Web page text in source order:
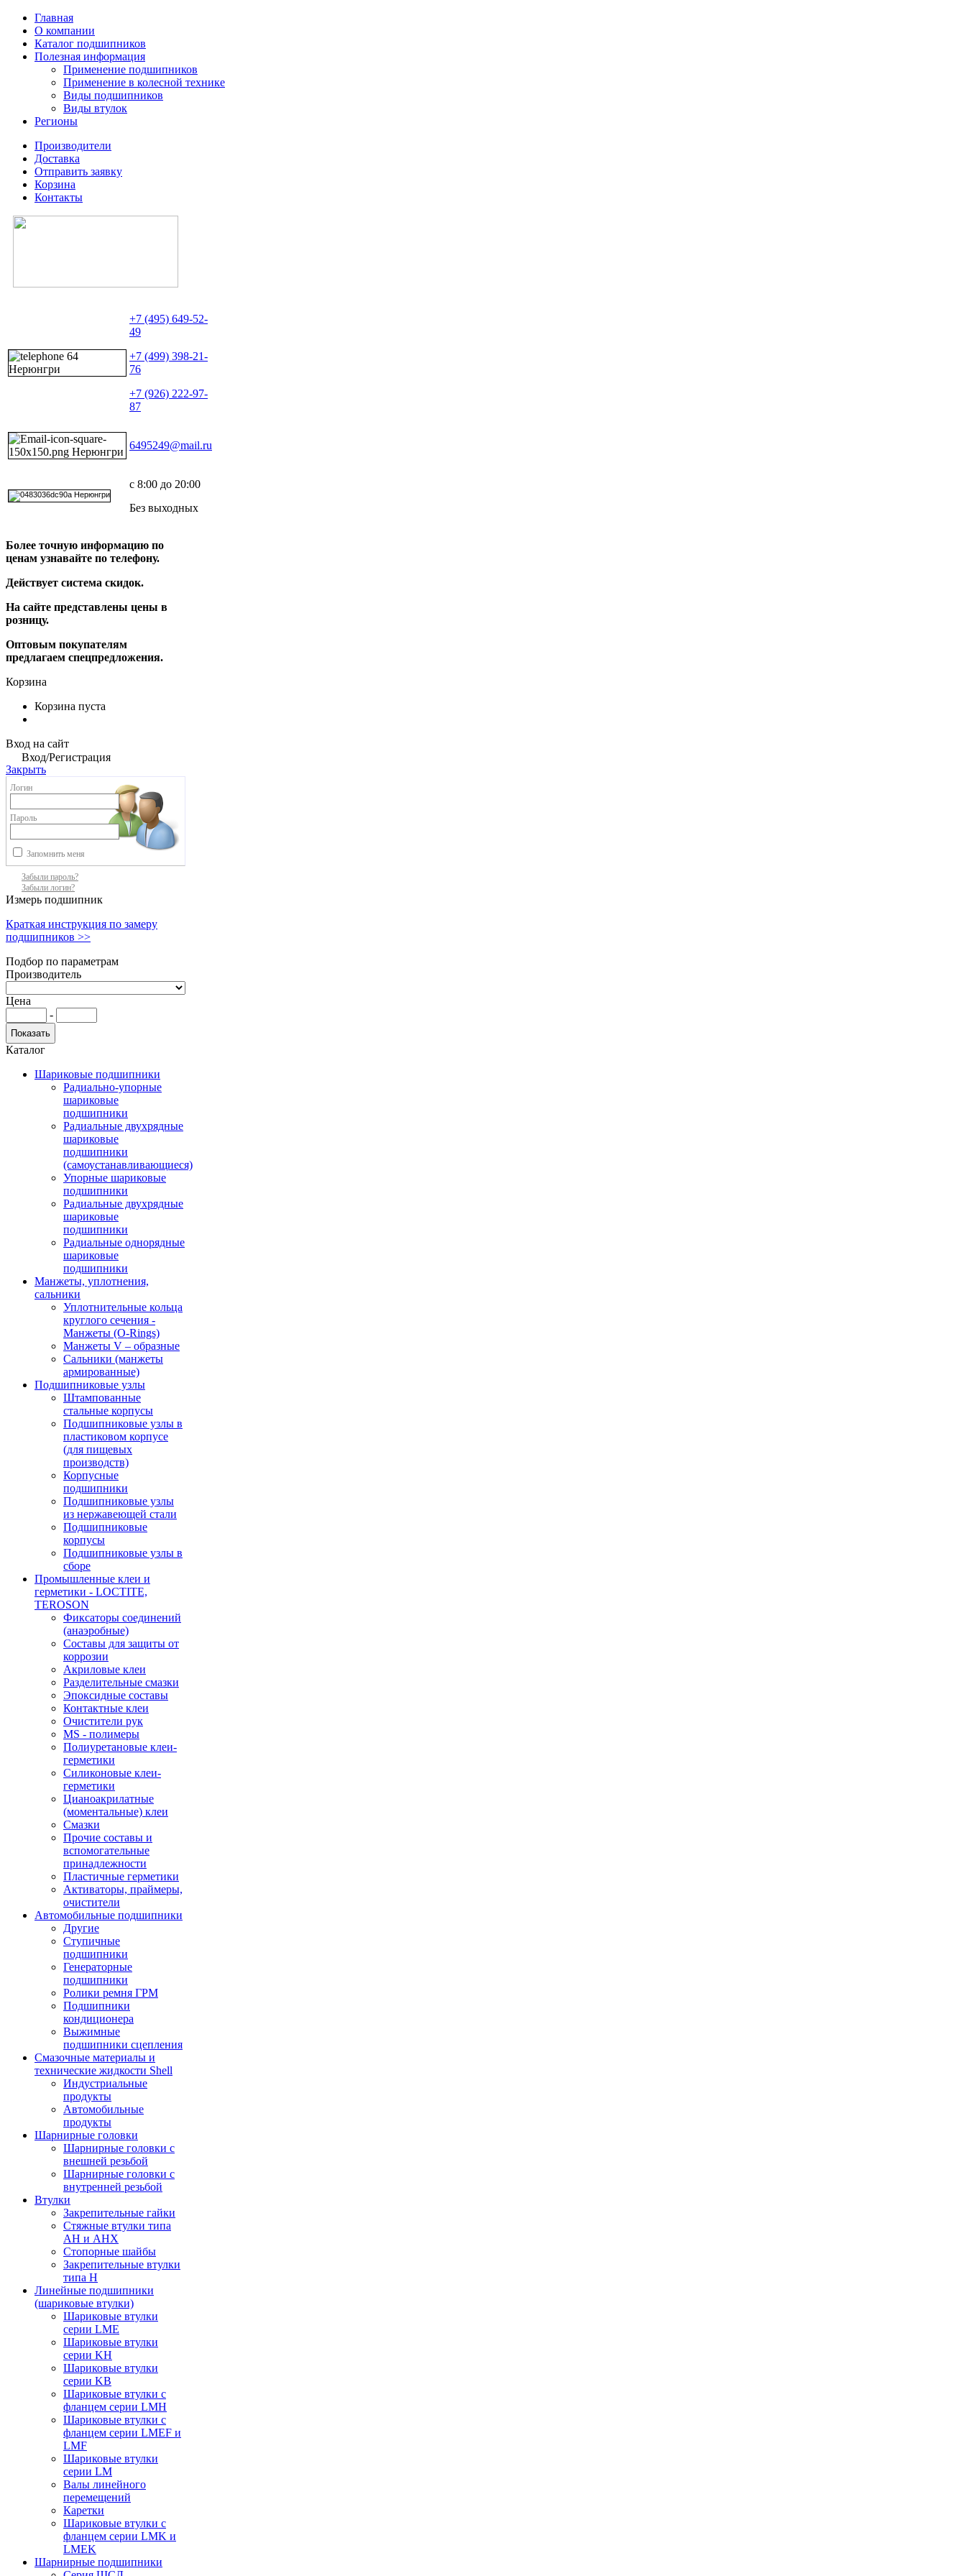
Главная
О компании
Каталог подшипников
Полезная информация
Применение подшипников
Применение в колесной технике
Виды подшипников
Виды втулок
Регионы
Производители
Доставка
Отправить заявку
Корзина
Контакты
+7 (495) 649-52-
49
+7 (499) 398-21-
76
+7 (926) 222-97-
87
6495249@mail.ru
с 8:00 до 20:00
Без выходных
Более точную информацию по
ценам узнавайте по телефону.
Действует система скидок.
На сайте представлены цены в
розницу.
Оптовым покупателям
предлагаем спецпредложения.
Корзина
Корзина пуста
Вход на сайт
Вход/Регистрация
Закрыть
Логин
Пароль
Запомнить меня
Забыли пароль?
Забыли логин?
Измерь подшипник
Краткая инструкция по замеру
подшипников >>
Подбор по параметрам
Производитель
Цена
-
Каталог
Шариковые подшипники
Радиально-упорные
шариковые
подшипники
Радиальные двухрядные
шариковые
подшипники
(самоустанавливающиеся)
Упорные шариковые
подшипники
Радиальные двухрядные
шариковые
подшипники
Радиальные однорядные
шариковые
подшипники
Манжеты, уплотнения,
сальники
Уплотнительные кольца
круглого сечения -
Манжеты (O-Rings)
Манжеты V – образные
Сальники (манжеты
армированные)
Подшипниковые узлы
Штампованные
стальные корпусы
Подшипниковые узлы в
пластиковом корпусе
(для пищевых
производств)
Корпусные
подшипники
Подшипниковые узлы
из нержавеющей стали
Подшипниковые
корпусы
Подшипниковые узлы в
сборе
Промышленные клеи и
герметики - LOCTITE,
TEROSON
Фиксаторы соединений
(анаэробные)
Составы для защиты от
коррозии
Акриловые клеи
Разделительные смазки
Эпоксидные составы
Контактные клеи
Очистители рук
MS - полимеры
Полиуретановые клеи-
герметики
Силиконовые клеи-
герметики
Цианоакрилатные
(моментальные) клеи
Смазки
Прочие составы и
вспомогательные
принадлежности
Пластичные герметики
Активаторы, праймеры,
очистители
Автомобильные подшипники
Другие
Ступичные
подшипники
Генераторные
подшипники
Ролики ремня ГРМ
Подшипники
кондиционера
Выжимные
подшипники сцепления
Смазочные материалы и
технические жидкости Shell
Индустриальные
продукты
Автомобильные
продукты
Шарнирные головки
Шарнирные головки с
внешней резьбой
Шарнирные головки с
внутренней резьбой
Втулки
Закрепительные гайки
Стяжные втулки типа
AH и AHX
Стопорные шайбы
Закрепительные втулки
типа H
Линейные подшипники
(шариковые втулки)
Шариковые втулки
серии LME
Шариковые втулки
серии KH
Шариковые втулки
серии KB
Шариковые втулки с
фланцем серии LMH
Шариковые втулки с
фланцем серии LMEF и
LMF
Шариковые втулки
серии LM
Валы линейного
перемещений
Каретки
Шариковые втулки с
фланцем серии LMK и
LMEK
Шарнирные подшипники